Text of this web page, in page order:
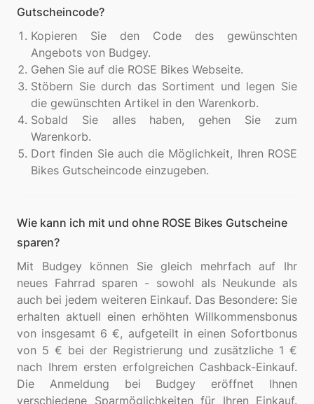
Gutscheincode?
Kopieren Sie den Code des gewünschten
Angebots von Budgey.
Gehen Sie auf die ROSE Bikes Webseite.
Stöbern Sie durch das Sortiment und legen Sie
die gewünschten Artikel in den Warenkorb.
Sobald Sie alles haben, gehen Sie zum
Warenkorb.
Dort finden Sie auch die Möglichkeit, Ihren ROSE
Bikes Gutscheincode einzugeben.
Wie kann ich mit und ohne ROSE Bikes Gutscheine
sparen?
Mit Budgey können Sie gleich mehrfach auf Ihr
neues Fahrrad sparen - sowohl als Neukunde als
auch bei jedem weiteren Einkauf. Das Besondere: Sie
erhalten aktuell einen erhöhten Willkommensbonus
von insgesamt 6 €, aufgeteilt in einen Sofortbonus
von 5 € bei der Registrierung und zusätzliche 1 €
nach Ihrem ersten erfolgreichen Cashback-Einkauf.
Die Anmeldung bei Budgey eröffnet Ihnen
verschiedene Sparmöglichkeiten für Ihren Einkauf.